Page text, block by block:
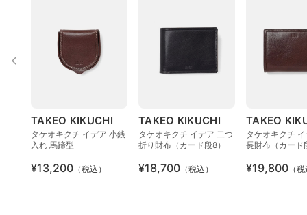
TAKEO KIKUCHI
タケオキクチ イデア 小銭
入れ 馬蹄型
¥13,200 （税込）
TAKEO KIKUCHI
タケオキクチ イデア 二つ
折り財布（カード段8）
¥18,700 （税込）
TAKEO
タケオキクチ
長財布（カード
¥19,800 （